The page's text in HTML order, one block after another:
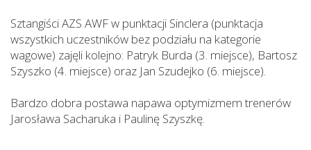
Sztangiści AZS AWF w punktacji Sinclera (punktacja
wszystkich uczestników bez podziału na kategorie
wagowe) zajęli kolejno: Patryk Burda (3. miejsce), Bartosz
Szyszko (4. miejsce) oraz Jan Szudejko (6. miejsce).
Bardzo dobra postawa napawa optymizmem trenerów
Jarosława Sacharuka i Paulinę Szyszkę.